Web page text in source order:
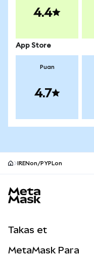
4.4
App Store
Puan
4.7
IRENon/PYPLon
Takas et
MetaMask Para